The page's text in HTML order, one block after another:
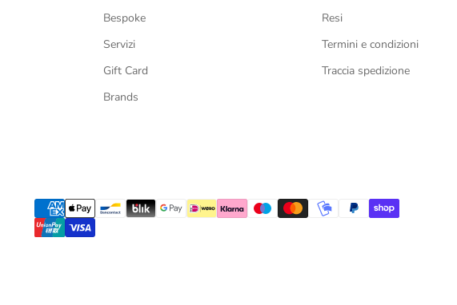
Bespoke
Servizi
Gift Card
Brands
Resi
Termini e condizioni
Traccia spedizione